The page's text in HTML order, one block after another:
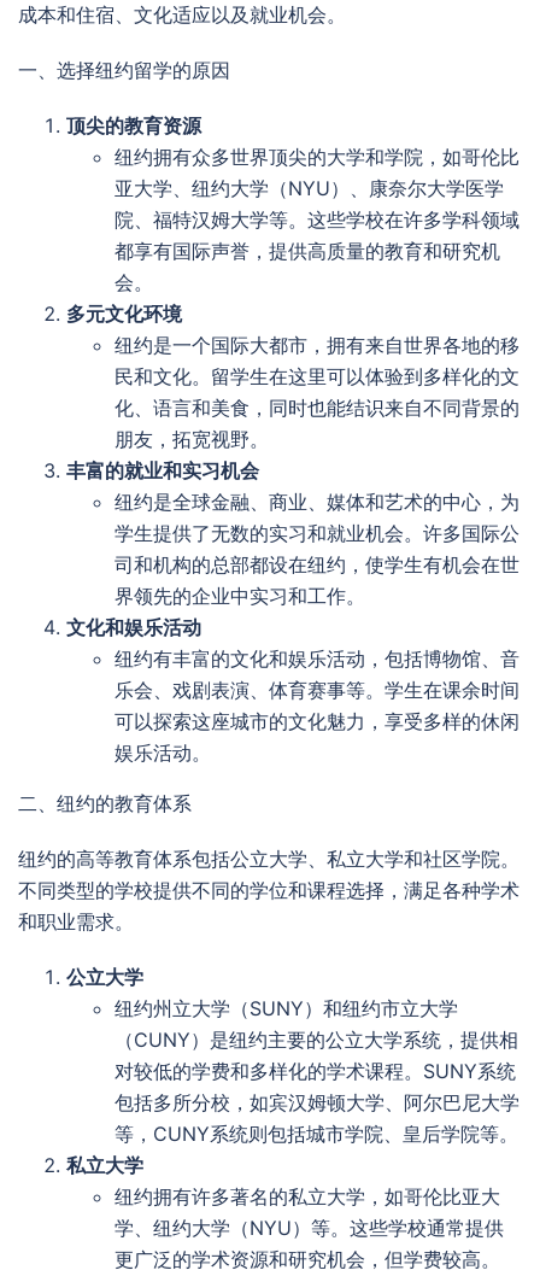
成本和住宿、文化适应以及就业机会。
一、选择纽约留学的原因
顶尖的教育资源
纽约拥有众多世界顶尖的大学和学院，如哥伦比
亚大学、纽约大学（NYU）、康奈尔大学医学
院、福特汉姆大学等。这些学校在许多学科领域
都享有国际声誉，提供高质量的教育和研究机
会。
多元文化环境
纽约是一个国际大都市，拥有来自世界各地的移
民和文化。留学生在这里可以体验到多样化的文
化、语言和美食，同时也能结识来自不同背景的
朋友，拓宽视野。
丰富的就业和实习机会
纽约是全球金融、商业、媒体和艺术的中心，为
学生提供了无数的实习和就业机会。许多国际公
司和机构的总部都设在纽约，使学生有机会在世
界领先的企业中实习和工作。
文化和娱乐活动
纽约有丰富的文化和娱乐活动，包括博物馆、音
乐会、戏剧表演、体育赛事等。学生在课余时间
可以探索这座城市的文化魅力，享受多样的休闲
娱乐活动。
二、纽约的教育体系
纽约的高等教育体系包括公立大学、私立大学和社区学院。
不同类型的学校提供不同的学位和课程选择，满足各种学术
和职业需求。
公立大学
纽约州立大学（SUNY）和纽约市立大学
（CUNY）是纽约主要的公立大学系统，提供相
对较低的学费和多样化的学术课程。SUNY系统
包括多所分校，如宾汉姆顿大学、阿尔巴尼大学
等，CUNY系统则包括城市学院、皇后学院等。
私立大学
纽约拥有许多著名的私立大学，如哥伦比亚大
学、纽约大学（NYU）等。这些学校通常提供
更广泛的学术资源和研究机会，但学费较高。